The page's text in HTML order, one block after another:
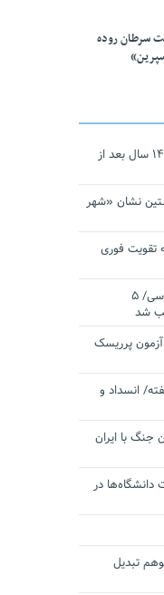
سرطان روده
نجات‌دهنده‌ همچنان در آیینه است/ ۱۴ سال بعد از
نشان «شهر
فوری
اقتدار ناوگروه ۱۰۳ در مأموریت‌ اقیانوسی/ ۵
شد
پرریسک
انسداد و
جنگ با ایران
دانشگاه‌ها در
تبدیل